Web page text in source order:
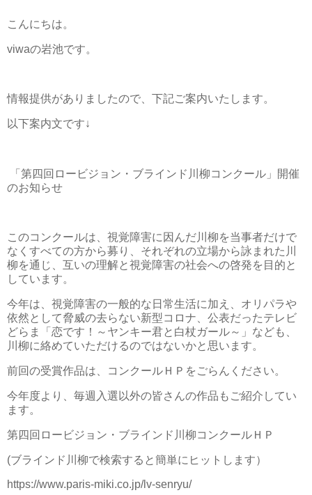
こんにちは。
viwaの岩池です。
情報提供がありましたので、下記ご案内いたします。
以下案内文です↓
「第四回ロービジョン・ブラインド川柳コンクール」開催
のお知らせ
このコンクールは、視覚障害に因んだ川柳を当事者だけで
なくすべての方から募り、それぞれの立場から詠まれた川
柳を通じ、互いの理解と視覚障害の社会への啓発を目的と
しています。
今年は、視覚障害の一般的な日常生活に加え、オリパラや
依然として脅威の去らない新型コロナ、公表だったテレビ
どらま「恋です！～ヤンキー君と白杖ガール～」なども、
川柳に絡めていただけるのではないかと思います。
前回の受賞作品は、コンクールＨＰをごらんください。
今年度より、毎週入選以外の皆さんの作品もご紹介してい
ます。
第四回ロービジョン・ブラインド川柳コンクールＨＰ
(ブラインド川柳で検索すると簡単にヒットします）
https://www.paris-miki.co.jp/lv-senryu/